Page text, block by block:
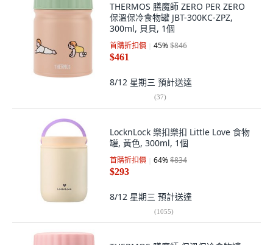
THERMOS 膳魔師 ZERO PER ZERO
保溫保冷食物罐 JBT-300KC-ZPZ,
300ml, 貝貝, 1個
首購折扣價 45%$846
$461
8/12 星期三 預計送達
(37)
LocknLock 樂扣樂扣 Little Love 食物
罐, 黃色, 300ml, 1個
首購折扣價 64%$834
$293
8/12 星期三 預計送達
(1055)